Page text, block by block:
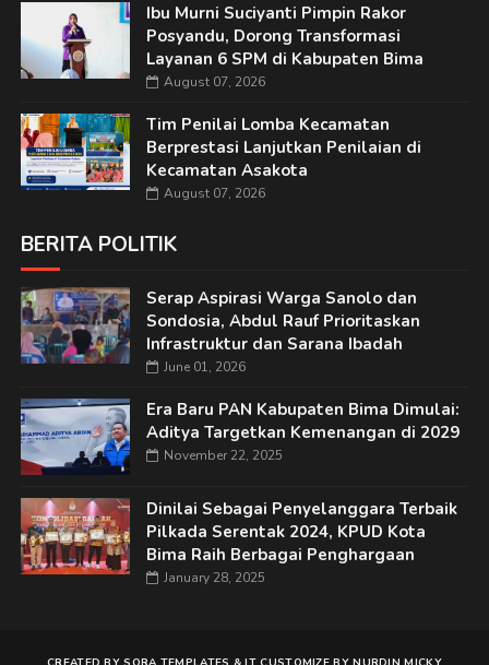
Ibu Murni Suciyanti Pimpin Rakor
Posyandu, Dorong Transformasi
Layanan 6 SPM di Kabupaten Bima
August 07, 2026
Tim Penilai Lomba Kecamatan
Berprestasi Lanjutkan Penilaian di
Kecamatan Asakota
August 07, 2026
BERITA POLITIK
Serap Aspirasi Warga Sanolo dan
Sondosia, Abdul Rauf Prioritaskan
Infrastruktur dan Sarana Ibadah
June 01, 2026
Era Baru PAN Kabupaten Bima Dimulai:
Aditya Targetkan Kemenangan di 2029
November 22, 2025
Dinilai Sebagai Penyelanggara Terbaik
Pilkada Serentak 2024, KPUD Kota
Bima Raih Berbagai Penghargaan
January 28, 2025